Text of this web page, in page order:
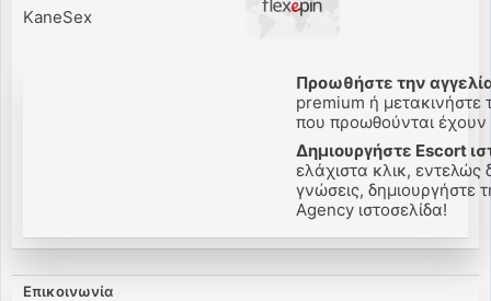
KaneSex
Προωθήστε την
premium ή μετακινήστε
που προωθούνται έχουν
Δημιουργήστε Escort
ελάχιστα κλικ, εντελώς
γνώσεις, δημιουργήστε
Agency ιστοσελίδα!
Επικοινωνία